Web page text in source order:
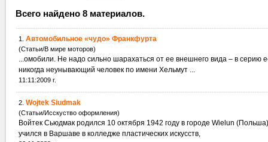
Всего найдено 8 материалов.
1. Автомобильное «чудо» Франкфурта
(Статьи/В мире моторов)
...омобили. Не надо сильно шарахаться от ее внешнего вида – в
никогда неунывающий человек по имени Хельмут ...
11:11:2009 г.
2. Wojtek Siudmak
(Статьи/Исскуство оформления)
Войтек Сьюдмак родился 10 октября 1942 году в городе Wielun
учился в Варшаве в колледже пластических искусств,